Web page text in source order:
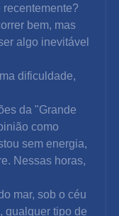
recentemente?
bem, mas
algo inevitável
dificuldade,
da "Grande
como
sem energia,
Nessas horas,
mar, sob o céu
qualquer tipo de